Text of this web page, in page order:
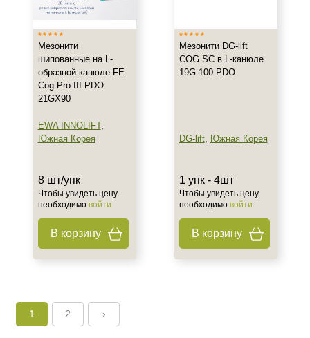
Мезонити
шипованные на L-
образной канюле FE
Cog Pro III PDO
21GX90
EWA INNOLIFT,
Южная Корея
8 шт/упк
Чтобы увидеть цену
необходимо войти
В корзину
Мезонити DG-lift
COG SC в L-канюле
19G-100 PDO
DG-lift, Южная Корея
1 упк - 4шт
Чтобы увидеть цену
необходимо войти
В корзину
1 2 ›